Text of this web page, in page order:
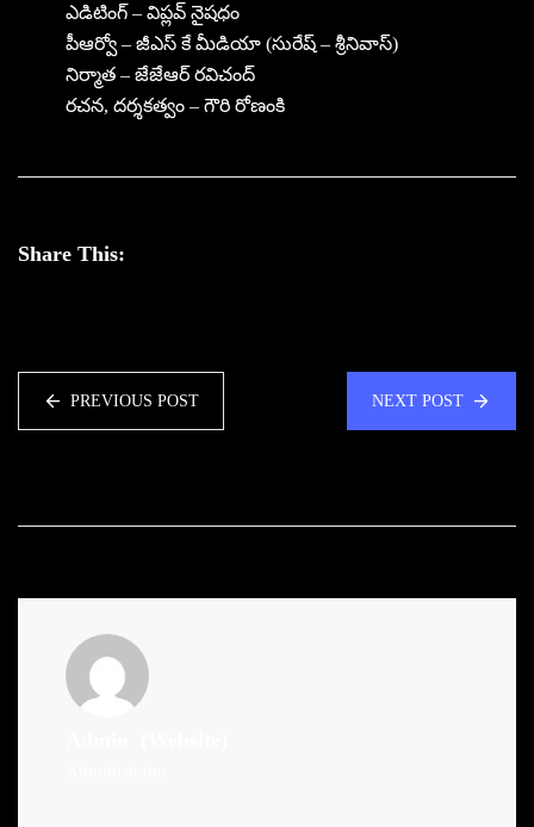
ఎడిటింగ్ – విప్లవ్ నైషధం
పీఆర్వో – జీఎస్ కే మీడియా (సురేష్ – శ్రీనివాస్)
నిర్మాత – జేజేఆర్ రవిచంద్
రచన, దర్శకత్వం – గౌరి రోణంకి
Share This:
PREVIOUS POST NEXT POST